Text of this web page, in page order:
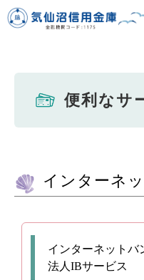
便利なサ
インターネ
インターネットバ
法人IBサービス